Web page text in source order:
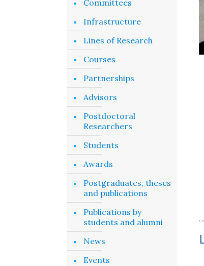
Committees
Infrastructure
Lines of Research
Courses
Partnerships
Advisors
Postdoctoral
Researchers
Students
Awards
Postgraduates, theses
and publications
Publications by
students and alumni
News
Events